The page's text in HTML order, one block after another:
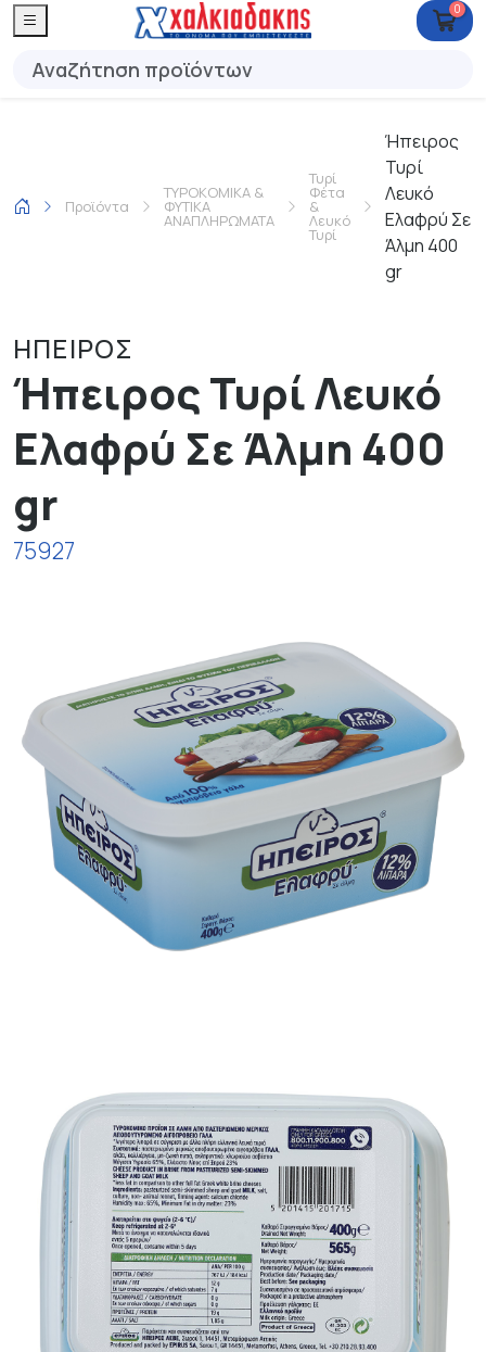
0
Προϊόντα
ΤΥΡΟΚΟΜΙΚΑ &
ΦΥΤΙΚΑ
ΑΝΑΠΛΗΡΩΜΑΤΑ
Τυρί
Φέτα
&
Λευκό
Τυρί
Ήπειρος
Τυρί
Λευκό
Ελαφρύ Σε
Άλμη 400
gr
ΗΠΕΙΡΟΣ
Ήπειρος Τυρί Λευκό
Ελαφρύ Σε Άλμη 400
gr
75927